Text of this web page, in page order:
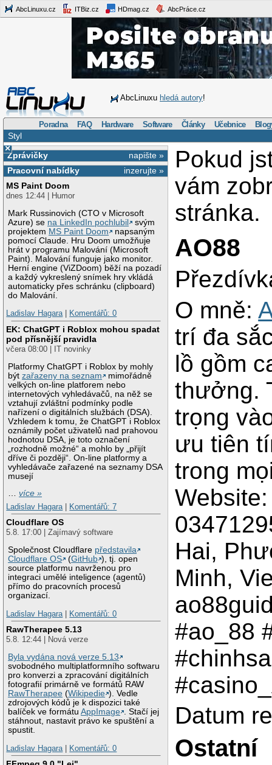
AbcLinuxu.cz ITBiz.cz HDmag.cz AbcPráce.cz
AbcLinuxu hledá autory!
Poradna FAQ Hardware Software Články Učebnice
Styl
×
napište »
Zprávičky
inzerujte »
Pracovní nabídky
MS Paint Doom
dnes 12:44 | Humor
Mark Russinovich (CTO v Microsoft
Azure) se na LinkedIn pochlubil
svým
projektem MS Paint Doom
napsaným
pomocí Claude. Hru Doom umožňuje
hrát v programu Malování (Microsoft
Paint). Malování funguje jako monitor.
Herní engine (ViZDoom) běží na pozadí
a každý vykreslený snímek hry vkládá
automaticky přes schránku (clipboard)
do Malování.
Ladislav Hagara| Komentářů: 0
EK: ChatGPT i Roblox mohou spadat
pod přísnější pravidla
včera 08:00 | IT novinky
Platformy ChatGPT i Roblox by mohly
býtzařazeny na seznam
mimořádně
velkých on-line platforem nebo
internetových vyhledávačů, na něž se
vztahují zvláštní podmínky podle
nařízení o digitálních službách (DSA).
Vzhledem k tomu, že ChatGPT i Roblox
oznámily počet uživatelů nad prahovou
hodnotou DSA, je toto označení
„rozhodně možné“ a mohlo by „přijít
dříve či později“. On-line platformy a
vyhledávače zařazené na seznamy DSA
musejí
…více »
Ladislav Hagara
Komentářů: 7
Cloudflare OS
5.8. 17:00 | Zajímavý software
Společnost Cloudflare představila
Cloudflare OS
(GitHub ), tj. open
source platformu navrženou pro
integraci umělé inteligence (agentů)
přímo do pracovních procesů
organizací.
Ladislav Hagara
Komentářů: 0
RawTherapee 5.13
5.8. 12:44 | Nová verze
Byla vydána nová verze 5.13
svobodného multiplatformního softwaru
pro konverzi a zpracování digitálních
fotografií primárně ve formátů RAW
RawTherapee (Wikipedie ). Vedle
zdrojových kódů je k dispozici také
balíček ve formátuAppImage . Stačí jej
stáhnout, nastavit právo ke spuštění a
spustit.
Ladislav Hagara
Komentářů: 0
Pokud
vám
stránka.
AO88
O mně:
trí đa
lồ gồm
thưởng.
trọng
ưu tiên
trong
Hai,
Minh,
#ao_88
Datum
Ostatní